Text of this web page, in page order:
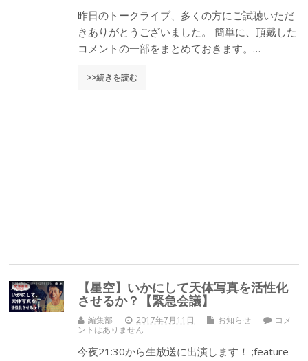
昨日のトークライブ、多くの方にご試聴いただ
きありがとうございました。 簡単に、頂戴した
コメントの一部をまとめておきます。…
>>続きを読む
【星空】いかにして天体写真を活性化
させるか？【緊急会議】
編集部 2017年7月11日 お知らせ
コメ
ントはありません
今夜21:30から生放送に出演します！ ;feature=